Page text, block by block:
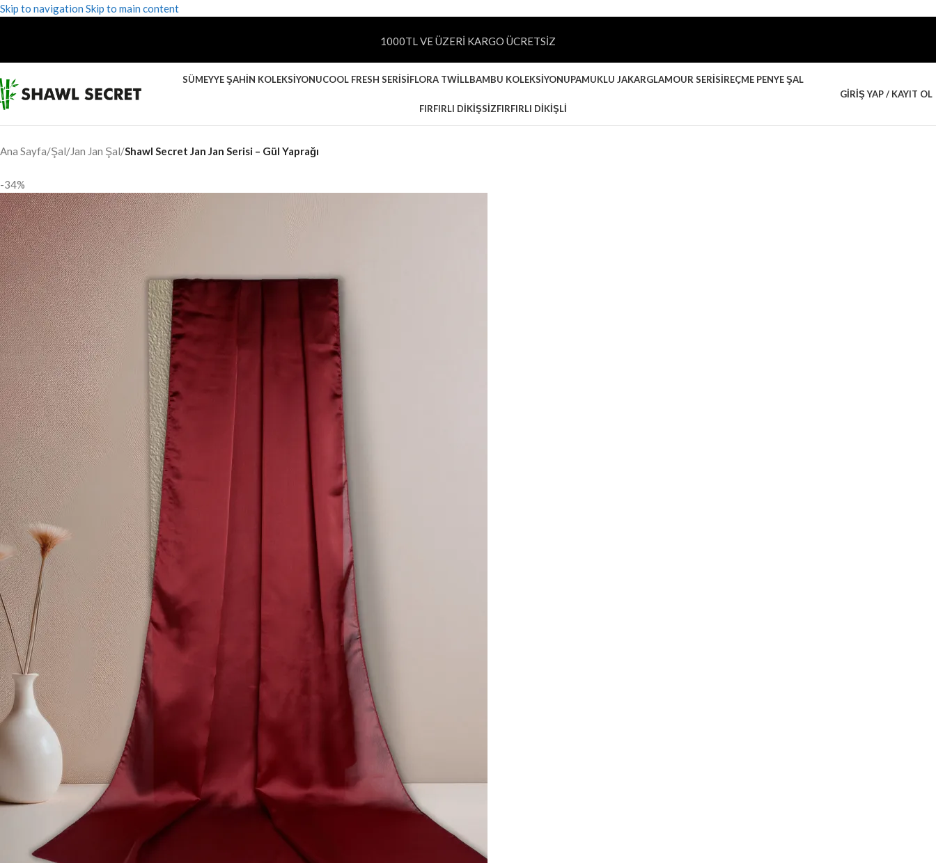
Skip to navigation Skip to main content
1000TL VE ÜZERİ KARGO ÜCRETSİZ
SÜMEYYE ŞAHIN KOLEKSIYONUCOOL FRESH SERISIFLORA TWILLBAMBU KOLEKSIYONUPAMUKLU JAKARGLAMOUR SERISIREÇME PENYE ŞAL
FIRFIRLI DIKIŞSIZFIRFIRLI DIKIŞLI
GIRIŞ YAP / KAYIT OL
Ana Sayfa/Şal/Jan Jan Şal/Shawl Secret Jan Jan Serisi – Gül Yaprağı
-34%